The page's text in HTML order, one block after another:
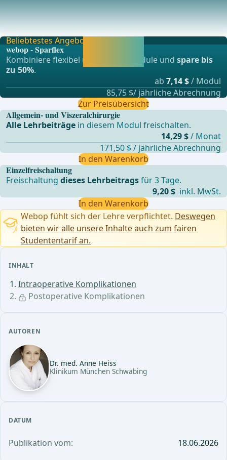
INHALT
Intraoperative Komplikationen
Postoperative Komplikationen
AUTOREN
Dr. med. Anne Heiss
Klinikum München Schwabing
DATUM
Publikation vom: 18.06.2026
Lagerungsbedingte Verletzungen Druckbedingte
Nervenschädigungen oder ophthalmologische
Komplikation
Einzelfreischaltung
Freischaltungdieses Lehrbeitragsfür 3 Tage.
9,20 $ inkl. MwSt.
In den Warenkorb
Beliebtestes Angebot
webop - Sparflex
Kombiniere flexibel unsere Lernmodule undspare bis
zu 50%.
ab 7,14 $/ Modul
85,75 $/ jährliche Abrechnung
Zur Preisübersicht
Allgemein- und Viszeralchirurgie
Alle Lehrbeiträge in diesem Modul freischalten.
14,29 $/ Monat
171,50 $ / jährliche Abrechnung
In den Warenkorb
Webop fühlt sich der Lehre verpflichtet. Deswegen
bieten wir alle unsere Inhalte auch zum fairen
Studententarif an.